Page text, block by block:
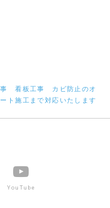
看板工事 カビ防止のオ
ト施工まで対応いたします
YouTube